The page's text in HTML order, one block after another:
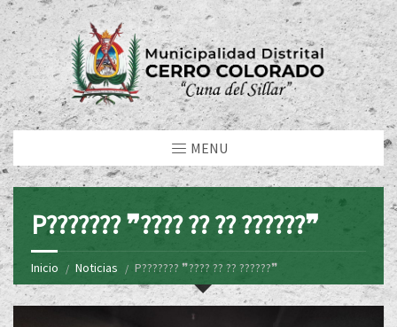
MENU
P??????? ❞???? ?? ?? ??????❞
Inicio Noticias P??????? ❞???? ?? ?? ??????❞